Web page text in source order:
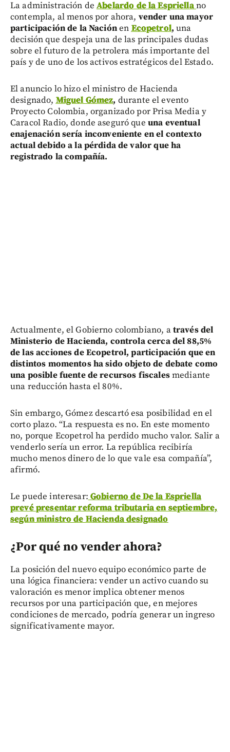
La administración de Abelardo de la Espriellano
contempla, al menos por ahora, vender una mayor
participación de la Naciónen Ecopetrol, una
decisión que despeja una de las principales dudas
sobre el futuro de la petrolera más importante del
país y de uno de los activos estratégicos del Estado.
El anuncio lo hizo el ministro de Hacienda
designado, Miguel Gómez, durante el evento
Proyecto Colombia, organizado por Prisa Media y
Caracol Radio, donde aseguró que una eventual
enajenación sería inconveniente en el contexto
actual debido a la pérdida de valor que ha
registrado la compañía.
Actualmente, el Gobierno colombiano, através del
Ministerio de Hacienda, controla cerca del 88,5%
de las acciones de Ecopetrol, participación que en
distintos momentos ha sido objeto de debate como
una posible fuente de recursos fiscalesmediante
una reducción hasta el 80%.
Sin embargo, Gómez descartó esa posibilidad en el
corto plazo. “La respuesta es no. En este momento
no, porque Ecopetrol ha perdido mucho valor. Salir a
venderlo sería un error. La república recibiría
mucho menos dinero de lo que vale esa compañía”,
afirmó.
Le puede interesar: Gobierno de De la Espriella
prevé presentar reforma tributaria en septiembre,
según ministro de Hacienda designado
¿Por qué no vender ahora?
La posición del nuevo equipo económico parte de
una lógica financiera: vender un activo cuando su
valoración es menor implica obtener menos
recursos por una participación que, en mejores
condiciones de mercado, podría generar un ingreso
significativamente mayor.